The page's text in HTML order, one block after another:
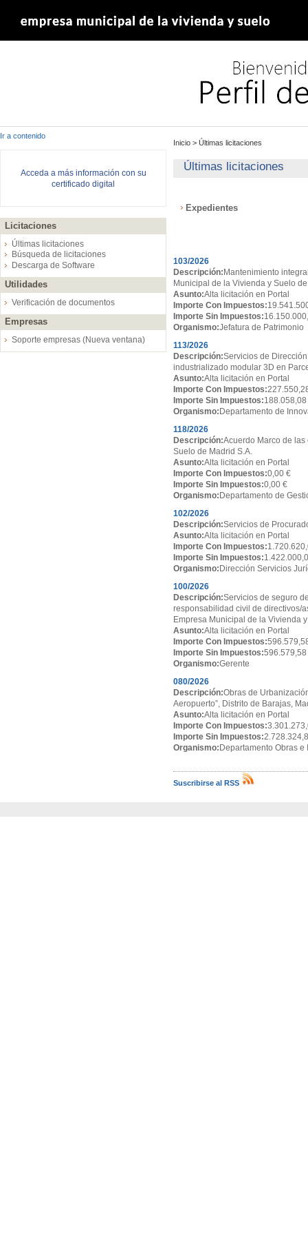
Ir a contenido
Acceda a más información con su
certificado digital
Licitaciones
Últimas licitaciones
Búsqueda de licitaciones
Descarga de Software
Utilidades
Verificación de documentos
Empresas
Soporte empresas (Nueva ventana)
Inicio > Últimas licitaciones
Últimas licitaciones
Expedientes
103/2026
Descripción: Mantenimiento
Municipal de la Vivienda y Suelo
Asunto:Alta licitación en Portal
Importe Con Impuestos:
Importe Sin Impuestos:
Organismo:Jefatura de Patrimonio
113/2026
Descripción:Servicios de
industrializado modular 3D en
Asunto:Alta licitación en Portal
Importe Con Impuestos:
Importe Sin Impuestos:188.058,08
Organismo: Departamento de
118/2026
Descripción:Acuerdo Marco de
Suelo de Madrid S.A.
Asunto:Alta licitación en Portal
Importe Con Impuestos:0,00 €
Importe Sin Impuestos:0,00 €
Organismo: Departamento de
102/2026
Descripción:Servicios de
Asunto:Alta licitación en Portal
Importe Con Impuestos:
Importe Sin Impuestos:
Organismo: Dirección Servicios
100/2026
Descripción:Servicios de seguro
responsabilidad civil de directivos/
Empresa Municipal de la Vivienda
Asunto:Alta licitación en Portal
Importe Con Impuestos:
Importe Sin Impuestos:596.579,58
Organismo:Gerente
080/2026
Descripción:Obras de
Aeropuerto”, Distrito de Barajas,
Asunto:Alta licitación en Portal
Importe Con Impuestos:
Importe Sin Impuestos:
Organismo: Departamento Obras e
Suscribirse al RSS